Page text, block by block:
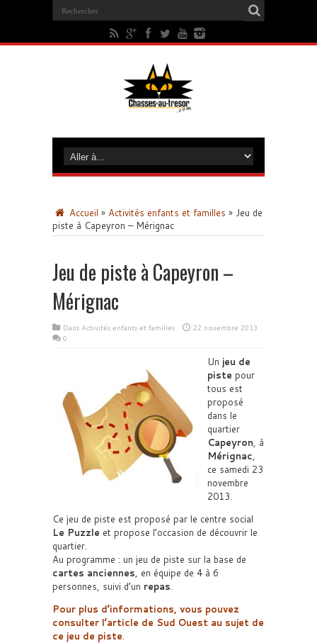
Accueil » Activités enfants et familles » Jeu de
piste à Capeyron – Mérignac
Jeu de piste à Capeyron –
Mérignac
Dans Activités enfants et familles
22 novembre 2013
0
Un jeu de
piste pour
tous est
proposé
dans le
quartier
Capeyron, à
Mérignac,
ce samedi 23
novembre
2013.
Ce jeu de piste est proposé par le centre social
Le Puzzle et propose l’occasion de découvrir le
quartier.
Au programme : un jeu de piste sur la base de
cartes anciennes, en équipe de 4 à 6
personnes, suivi d’un repas.
Pour plus d’informations, vous pouvez
consulter l’article de Sud Ouest au sujet de
ce jeu de piste.